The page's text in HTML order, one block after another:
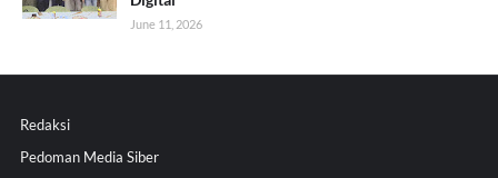
June 11, 2026
Redaksi
Pedoman Media Siber